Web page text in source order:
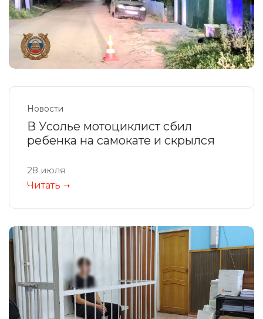
Новости
В Усолье мотоциклист сбил
ребенка на самокате и скрылся
28 июля
Читать